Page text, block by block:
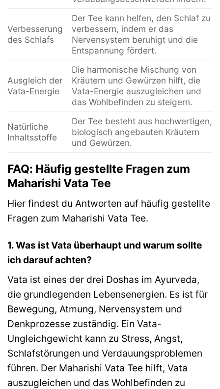
Verbesserung
des Schlafs
Der Tee kann helfen, den Schlaf zu
verbessern, indem er das
Nervensystem beruhigt und die
Entspannung fördert.
Ausgleich der
Vata-Energie
Die harmonische Mischung von
Kräutern und Gewürzen hilft, die
Vata-Energie auszugleichen und
das Wohlbefinden zu steigern.
Natürliche
Inhaltsstoffe
Der Tee besteht aus hochwertigen,
biologisch angebauten Kräutern
und Gewürzen.
FAQ: Häufig gestellte Fragen zum
Maharishi Vata Tee
Hier findest du Antworten auf häufig gestellte
Fragen zum Maharishi Vata Tee.
1. Was ist Vata überhaupt und warum sollte
ich darauf achten?
Vata ist eines der drei Doshas im Ayurveda,
die grundlegenden Lebensenergien. Es ist für
Bewegung, Atmung, Nervensystem und
Denkprozesse zuständig. Ein Vata-
Ungleichgewicht kann zu Stress, Angst,
Schlafstörungen und Verdauungsproblemen
führen. Der Maharishi Vata Tee hilft, Vata
auszugleichen und das Wohlbefinden zu